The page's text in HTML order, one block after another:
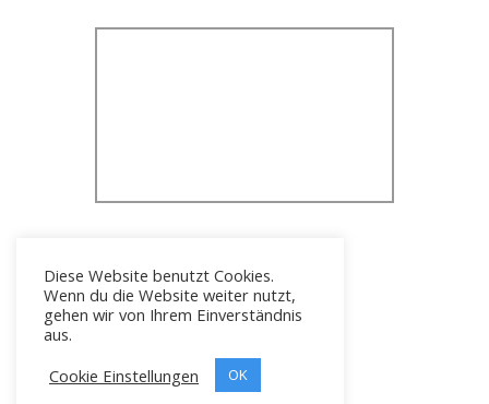
Icons erstellt von
Diese Website benutzt Cookies.
Wenn du die Website weiter nutzt,
gehen wir von Ihrem Einverständnis
aus.
Cookie Einstellungen
OK